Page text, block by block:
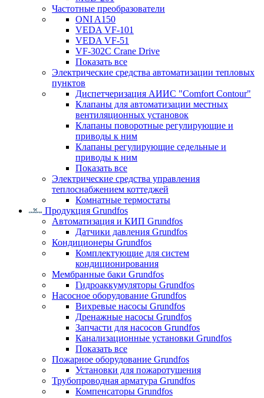
Частотные преобразователи
ONI A150
VEDA VF-101
VEDA VF-51
VF-302C Crane Drive
Показать все
Электрические средства автоматизации тепловых
пунктов
Диспетчеризация АИИС "Comfort Contour"
Клапаны для автоматизации местных
вентиляционных установок
Клапаны поворотные регулирующие и
приводы к ним
Клапаны регулирующие седельные и
приводы к ним
Показать все
Электрические средства управления
теплоснабжением коттеджей
Комнатные термостаты
Продукция Grundfos
Автоматизация и КИП Grundfos
Датчики давления Grundfos
Кондиционеры Grundfos
Комплектующие для систем
кондиционирования
Мембранные баки Grundfos
Гидроаккумуляторы Grundfos
Насосное оборудование Grundfos
Вихревые насосы Grundfos
Дренажные насосы Grundfos
Запчасти для насосов Grundfos
Канализационные установки Grundfos
Показать все
Пожарное оборудование Grundfos
Установки для пожаротушения
Трубопроводная арматура Grundfos
Компенсаторы Grundfos